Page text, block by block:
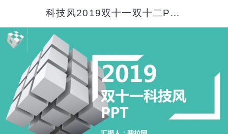
科技风2019双十一双十二PPT模板